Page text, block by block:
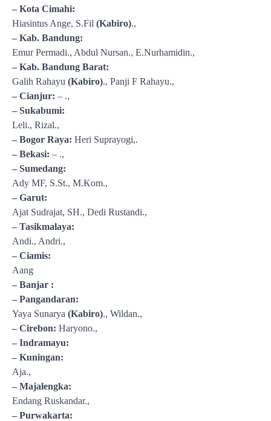
– Kota Cimahi:
Hiasintus Ange, S.Fil (Kabiro).,
– Kab. Bandung:
Emur Permadi., Abdul Nursan., E.Nurhamidin.,
– Kab. Bandung Barat:
Galih Rahayu (Kabiro)., Panji F Rahayu.,
– Cianjur: – .,
– Sukabumi:
Leli., Rizal.,
– Bogor Raya: Heri Suprayogi,.
– Bekasi: – .,
– Sumedang:
Ady MF, S.St., M.Kom.,
– Garut:
Ajat Sudrajat, SH., Dedi Rustandi.,
– Tasikmalaya:
Andi., Andri.,
– Ciamis:
Aang
– Banjar :
– Pangandaran:
Yaya Sunarya (Kabiro)., Wildan.,
– Cirebon: Haryono.,
– Indramayu:
– Kuningan:
Aja.,
– Majalengka:
Endang Ruskandar.,
– Purwakarta: